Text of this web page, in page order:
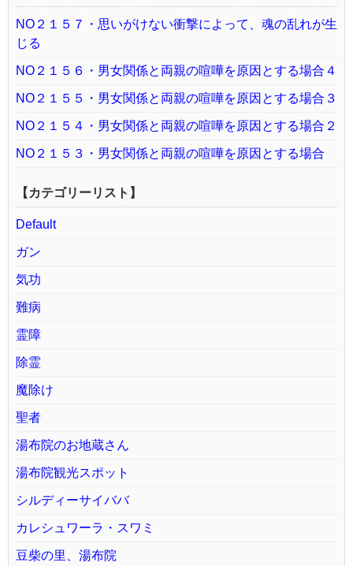
NO２１５７・思いがけない衝撃によって、魂の乱れが生
じる
NO２１５６・男女関係と両親の喧嘩を原因とする場合４
NO２１５５・男女関係と両親の喧嘩を原因とする場合３
NO２１５４・男女関係と両親の喧嘩を原因とする場合２
NO２１５３・男女関係と両親の喧嘩を原因とする場合
【カテゴリーリスト】
Default
ガン
気功
難病
霊障
除霊
魔除け
聖者
湯布院のお地蔵さん
湯布院観光スポット
シルディーサイババ
カレシュワーラ・スワミ
豆柴の里、湯布院